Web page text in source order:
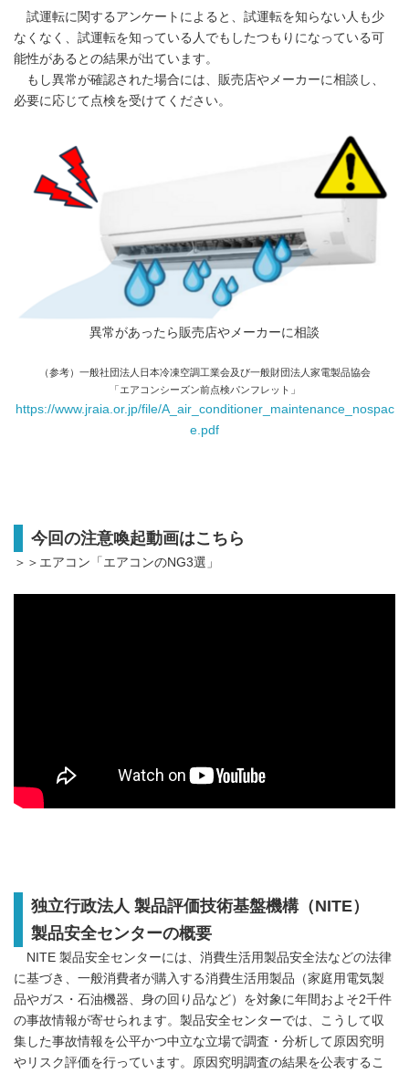
試運転に関するアンケートによると、試運転を知らない人も少
なくなく、試運転を知っている人でもしたつもりになっている可
能性があるとの結果が出ています。
もし異常が確認された場合には、販売店やメーカーに相談し、
必要に応じて点検を受けてください。
異常があったら販売店やメーカーに相談
（参考）一般社団法人日本冷凍空調工業会及び一般財団法人家電製品協会
「エアコンシーズン前点検パンフレット」
https://www.jraia.or.jp/file/A_air_conditioner_maintenance_nospac
e.pdf
今回の注意喚起動画はこちら
＞＞エアコン「エアコンのNG3選」
独立行政法人 製品評価技術基盤機構（NITE）
製品安全センターの概要
NITE 製品安全センターには、消費生活用製品安全法などの法律
に基づき、一般消費者が購入する消費生活用製品（家庭用電気製
品やガス・石油機器、身の回り品など）を対象に年間およそ2千件
の事故情報が寄せられます。製品安全センターでは、こうして収
集した事故情報を公平かつ中立な立場で調査・分析して原因究明
やリスク評価を行っています。原因究明調査の結果を公表するこ
English